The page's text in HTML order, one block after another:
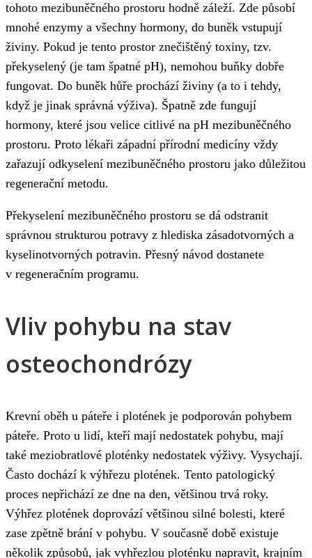
tohoto mezibuněčného prostoru hodně záleží. Zde působí
mnohé enzymy a všechny hormony, do buněk vstupují
živiny. Pokud je tento prostor znečištěný toxiny, tzv.
překyselený (je tam špatné pH), nemohou buňky dobře
fungovat. Do buněk hůře prochází živiny (a to i tehdy,
když je jinak správná výživa). Špatně zde fungují
hormony, které jsou velice citlivé na pH mezibuněčného
prostoru. Proto lékaři západní přírodní medicíny vždy
zařazují odkyselení mezibuněčného prostoru jako důležitou
regenerační metodu.
Překyselení mezibuněčného prostoru se dá odstranit
správnou strukturou potravy z hlediska zásadotvorných a
kyselinotvorných potravin. Přesný návod dostanete
v regeneračním programu.
Vliv pohybu na stav
osteochondrózy
Krevní oběh u páteře i plotének je podporován pohybem
páteře. Proto u lidí, kteří mají nedostatek pohybu, mají
také meziobratlové ploténky nedostatek výživy. Vysychají.
Často dochází k výhřezu plotének. Tento patologický
proces nepřichází ze dne na den, většinou trvá roky.
Výhřez plotének doprovází většinou silné bolesti, které
zase zpětně brání v pohybu. V současně době existuje
několik způsobů, jak vyhřezlou ploténku napravit, krajním